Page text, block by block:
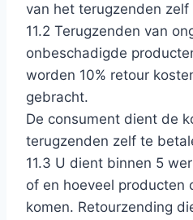
van het terugzenden
11.2 Terugzenden van
onbeschadigde
worden 10% retour
gebracht.
De consument dient de
terugzenden zelf te
11.3 U dient binnen 5
of en hoeveel producten
komen. Retourzending